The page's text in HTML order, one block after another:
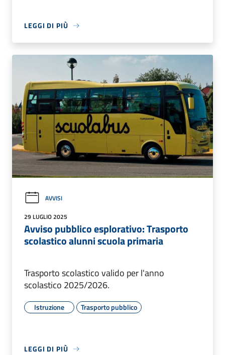
LEGGI DI PIÙ
AVVISI
29 LUGLIO 2025
Avviso pubblico esplorativo: Trasporto
scolastico alunni scuola primaria
Trasporto scolastico valido per l'anno
scolastico 2025/2026.
Istruzione Trasporto pubblico
LEGGI DI PIÙ